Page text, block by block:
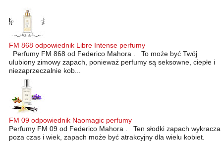
FM 868 odpowiednik Libre Intense perfumy
Perfumy FM 868 od Federico Mahora . To może być Twój
ulubiony zimowy zapach, ponieważ perfumy są seksowne, ciepłe i
niezaprzeczalnie kob...
FM 09 odpowiednik Naomagic perfumy
Perfumy FM 09 od Federico Mahora . Ten słodki zapach wykracza
poza czas i wiek, zapach może być atrakcyjny dla wielu kobiet.